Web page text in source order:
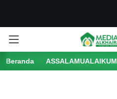
Beranda ASSALAMUALAIKUM